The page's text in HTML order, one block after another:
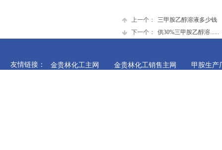
上一个：
三甲胺乙醇溶液多少钱
下一个：
供30%三甲胺乙醇溶......
金贵林化工主网 金贵林化工销售主网 甲胺生产
​​​​​​友情链接：